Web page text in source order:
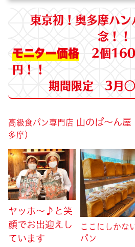
東京初！奥多摩ハン
念！！
モニター価格
2個
円！！
期間限定 3月
高級食パン専門店 山のぱ〜ん屋
多摩）
ヤッホ〜♪と笑
顔でお出迎えし
ています
こ こ にしかな
パン